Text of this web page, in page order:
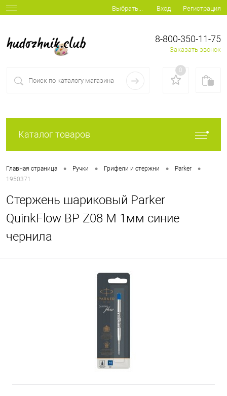
Выбрать... Вход Регистрация
8-800-350-11-75
Заказать звонок
0
Каталог товаров
Главная страница • Ручки • Грифели и стержни • Parker •
1950371
Стержень шариковый Parker
QuinkFlow BP Z08 M 1мм синие
чернила